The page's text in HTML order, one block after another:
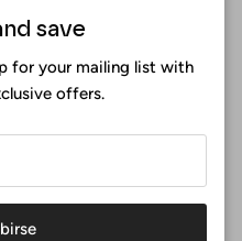
save
for your mailing list with
offers.